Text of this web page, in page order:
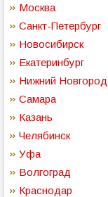
Москва
Санкт-Петербург
Новосибирск
Екатеринбург
Нижний Новгород
Самара
Казань
Челябинск
Уфа
Волгоград
Краснодар